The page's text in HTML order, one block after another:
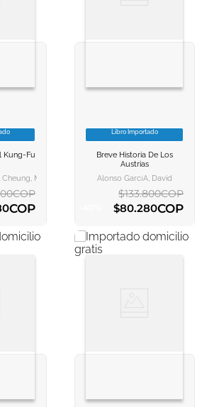
Kung-Fu
Mei, Gutiérrez García, Carlos
COP
COP
VER INFORMACION
AGREGAR AL
Libro Importado
Breve Historia De Los
Austrias
Alonso Garc¡a, David
$133.800COP
$80.280COP
AGREGAR AL CARRITO